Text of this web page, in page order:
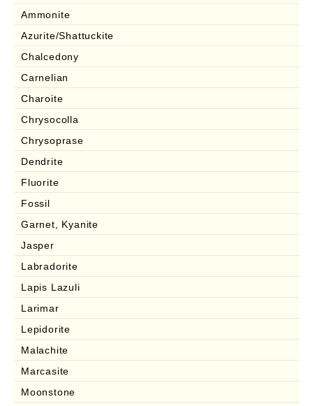
Ammonite
Azurite/Shattuckite
Chalcedony
Carnelian
Charoite
Chrysocolla
Chrysoprase
Dendrite
Fluorite
Fossil
Garnet, Kyanite
Jasper
Labradorite
Lapis Lazuli
Larimar
Lepidorite
Malachite
Marcasite
Moonstone